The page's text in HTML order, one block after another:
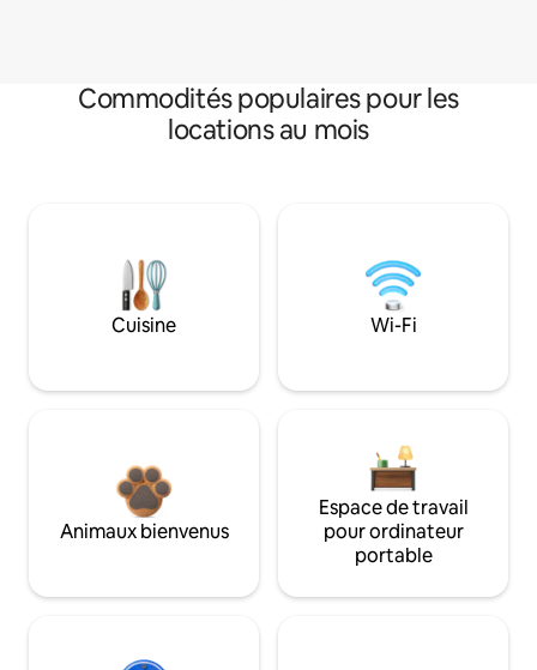
Commodités populaires pour les
locations au mois
Cuisine Wi-Fi
Animaux bienvenus
Espace de travail
pour ordinateur
portable